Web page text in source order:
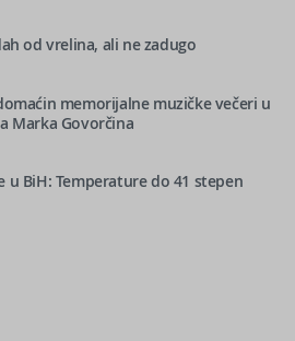
od vrelina, ali ne zadugo
memorijalne muzičke večeri u
Marka Govorčina
u BiH: Temperature do 41 stepen